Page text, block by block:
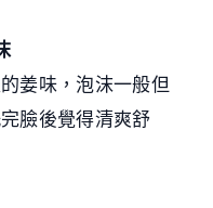
姜味，泡沫一般但
臉後覺得清爽舒